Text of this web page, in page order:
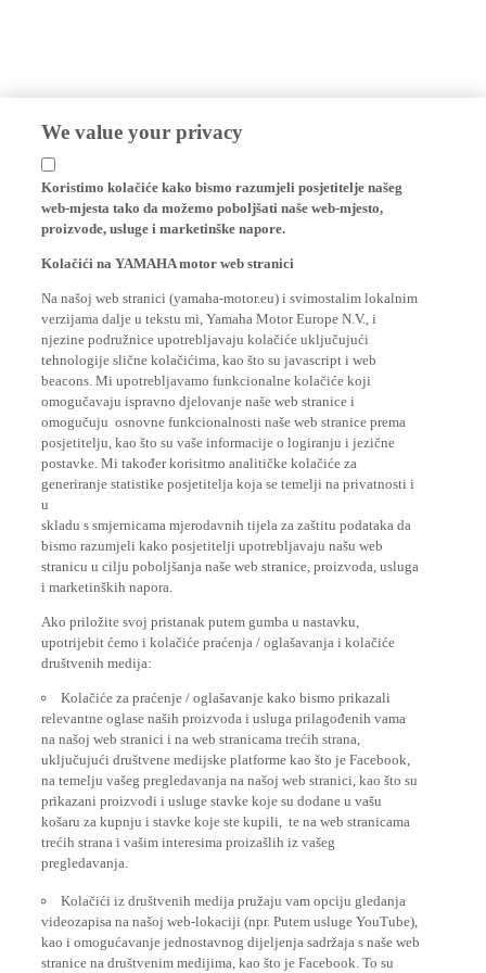
We value your privacy
Koristimo kolačiće kako bismo razumjeli posjetitelje našeg
web-mjesta tako da možemo poboljšati naše web-mjesto,
proizvode, usluge i marketinške napore.
Kolačići na YAMAHA motor web stranici
Na našoj web stranici (yamaha-motor.eu) i svimostalim lokalnim
verzijama dalje u tekstu mi, Yamaha Motor Europe N.V., i
njezine podružnice upotrebljavaju kolačiće uključujući
tehnologije slične kolačićima, kao što su javascript i web
beacons. Mi upotrebljavamo funkcionalne kolačiće koji
omogučavaju ispravno djelovanje naše web stranice i
omogučuju osnovne funkcionalnosti naše web stranice prema
posjetitelju, kao što su vaše informacije o logiranju i jezične
postavke. Mi također korisitmo analitičke kolačiće za
generiranje statistike posjetitelja koja se temelji na privatnosti i
u
skladu s smjernicama mjerodavnih tijela za zaštitu podataka da
bismo razumjeli kako posjetitelji upotrebljavaju našu web
stranicu u cilju poboljšanja naše web stranice, proizvoda, usluga
i marketinških napora.
Ako priložite svoj pristanak putem gumba u nastavku,
upotrijebit ćemo i kolačiće praćenja / oglašavanja i kolačiće
društvenih medija:
Kolačiće za praćenje / oglašavanje kako bismo prikazali
relevantne oglase naših proizvoda i usluga prilagođenih vama
na našoj web stranici i na web stranicama trećih strana,
uključujući društvene medijske platforme kao što je Facebook,
na temelju vašeg pregledavanja na našoj web stranici, kao što su
prikazani proizvodi i usluge stavke koje su dodane u vašu
košaru za kupnju i stavke koje ste kupili, te na web stranicama
trećih strana i vašim interesima proizašlih iz vašeg
pregledavanja.
Kolačići iz društvenih medija pružaju vam opciju gledanja
videozapisa na našoj web-lokaciji (npr. Putem usluge YouTube),
kao i omogućavanje jednostavnog dijeljenja sadržaja s naše web
stranice na društvenim medijima, kao što je Facebook. To su